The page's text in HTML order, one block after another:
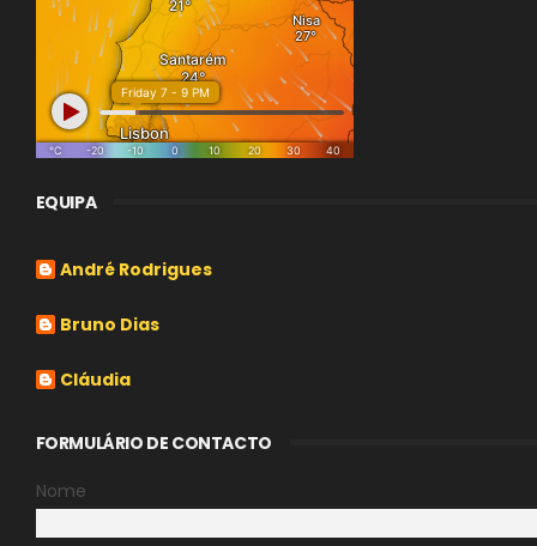
EQUIPA
André Rodrigues
Bruno Dias
Cláudia
FORMULÁRIO DE CONTACTO
Nome